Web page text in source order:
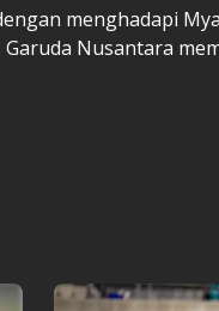
menghadapi
Nusantara